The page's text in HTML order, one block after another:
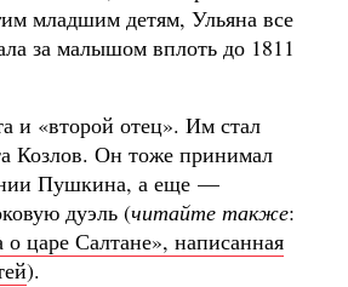
младшим детям, Ульяна все
за малышом вплоть до 1811
и «второй отец». Им стал
Козлов. Он тоже принимал
Пушкина, а еще —
дуэль (читайте также:
царе Салтане», написанная
).